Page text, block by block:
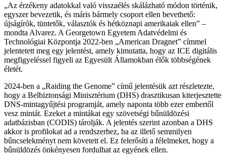
„Az érzékeny adatokkal való visszaélés skálázható módon történik,
egyszer bevezetik, és máris bármely csoport ellen bevethető:
újságírók, tüntetők, választók és hétköznapi amerikaiak ellen” –
mondta Alvarez. A Georgetown Egyetem Adatvédelmi és
Technológiai Központja 2022-ben „American Dragnet” címmel
jelentetett meg egy jelentést, amely kimutatta, hogy az ICE digitális
megfigyeléssel figyeli az Egyesült Államokban élők többségének
életét.
2024-ben a „Raiding the Genome” című jelentésük azt részletezte,
hogy a Belbiztonsági Minisztérium (DHS) drasztikusan kiterjesztette
DNS-mintagyűjtési programját, amely naponta több ezer embertől
vesz mintát. Ezeket a mintákat egy szövetségi bűnüldözési
adatbázisban (CODIS) tárolják. A jelentés szerint azonban a DHS
akkor is profilokat ad a rendszerhez, ha az illető semmilyen
bűncselekményt nem követett el. Ez felerősíti a félelmeket, hogy a
bűnüldözés önkényesen fordulhat az egyének ellen.